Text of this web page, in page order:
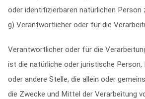
oder identifizierbaren natürlichen Person
g) Verantwortlicher oder für die
Verantwortlicher oder für die
ist die natürliche oder juristische Person,
oder andere Stelle, die allein oder
die Zwecke und Mittel der Verarbeitung